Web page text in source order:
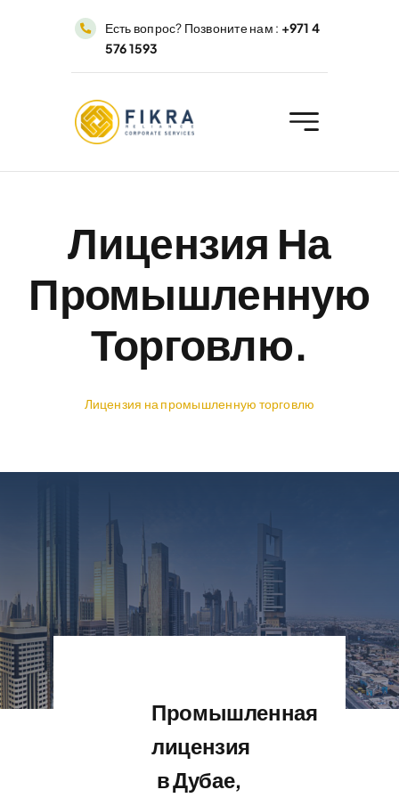
Есть вопрос? Позвоните нам : +971 4
576 1593
Лицензия На
Промышленную
Торговлю.
Лицензия на промышленную торговлю
Промышленная
лицензия
в Дубае,